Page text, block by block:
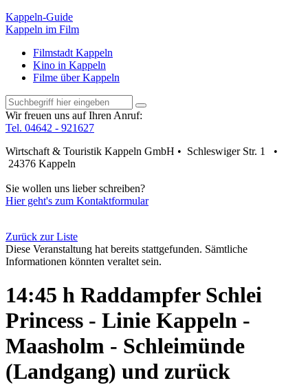
Kappeln-Guide
Kappeln im Film
Filmstadt Kappeln
Kino in Kappeln
Filme über Kappeln
Wir freuen uns auf Ihren Anruf:
Tel. 04642 - 921627
Wirtschaft & Touristik Kappeln GmbH • Schleswiger Str. 1 •
24376 Kappeln
Sie wollen uns lieber schreiben?
Hier geht's zum Kontaktformular
Zurück zur Liste
Diese Veranstaltung hat bereits stattgefunden. Sämtliche
Informationen könnten veraltet sein.
14:45 h Raddampfer Schlei
Princess - Linie Kappeln -
Maasholm - Schleimünde
(Landgang) und zurück